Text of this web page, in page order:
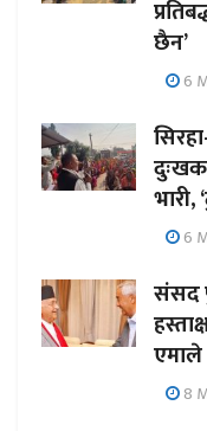
छैन’
6
6
संसद
एमाले
8